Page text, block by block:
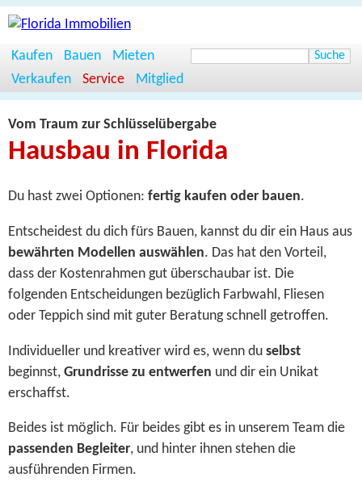
Kaufen Bauen
Mieten
Verkaufen
Service Mitglied
Vom Traum zur Schlüsselübergabe
Hausbau in Florida
Du hast zwei Optionen: fertig kaufen oder bauen.
Entscheidest du dich fürs Bauen, kannst du dir ein Haus aus
bewährten Modellen auswählen. Das hat den Vorteil,
dass der Kostenrahmen gut überschaubar ist. Die
folgenden Entscheidungen bezüglich Farbwahl, Fliesen
oder Teppich sind mit guter Beratung schnell getroffen.
Individueller und kreativer wird es, wenn du selbst
beginnst, Grundrisse zu entwerfen und dir ein Unikat
erschaffst.
Beides ist möglich. Für beides gibt es in unserem Team die
passenden Begleiter, und hinter ihnen stehen die
ausführenden Firmen.